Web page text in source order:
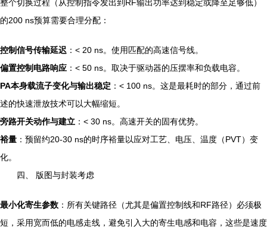
整个切换过程（从控制指令发出到RF输出功率达到稳定或降至足够低）
的200 ns预算需要合理分配：
控制信号传输延迟 ：< 20 ns。使用匹配的高速信号线。
偏置控制电路响应 ：< 50 ns。取决于驱动器的压摆率和负载电容。
PA本身载流子变化与输出稳定 ：< 100 ns。这是最耗时的部分，通过前
述的快速泄放技术可以大幅缩短。
旁路开关动作与建立 ：< 30 ns。高速开关的固有优势。
裕量 ：预留约20-30 ns的时序裕量以应对工艺、电压、温度（PVT）变
化。
四、 版图与封装考虑
最小化寄生参数 ：所有关键路径（尤其是偏置控制线和RF路径）必须极
短，采用宽而低的电感走线，避免引入大的寄生电感和电容，这些是速度